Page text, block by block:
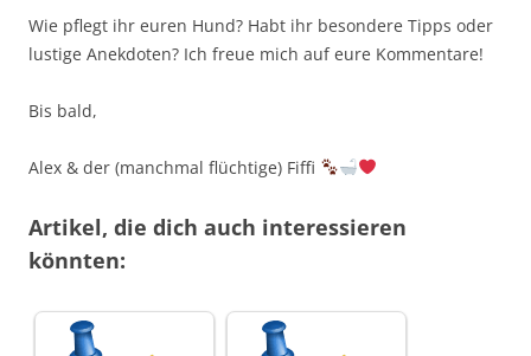
Wie pflegt ihr euren Hund? Habt ihr besondere Tipps oder
lustige Anekdoten? Ich freue mich auf eure Kommentare!
Bis bald,
Alex & der (manchmal flüchtige) Fiffi
Artikel, die dich auch interessieren
könnten: